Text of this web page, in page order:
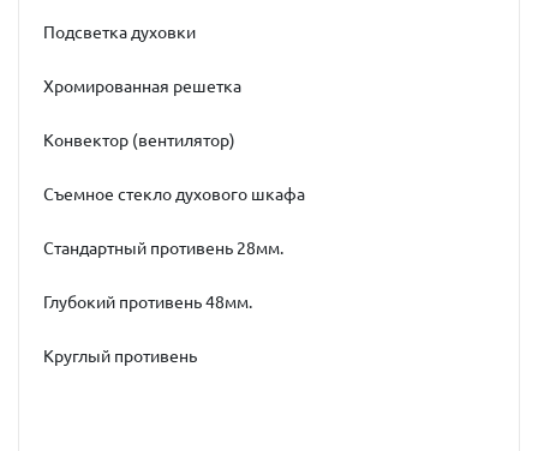
Подсветка духовки
Хромированная решетка
Конвектор (вентилятор)
Съемное стекло духового шкафа
Стандартный противень 28мм.
Глубокий противень 48мм.
Круглый противень